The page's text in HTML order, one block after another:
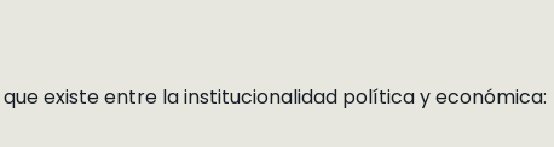
existe entre la institucionalidad política y económica: